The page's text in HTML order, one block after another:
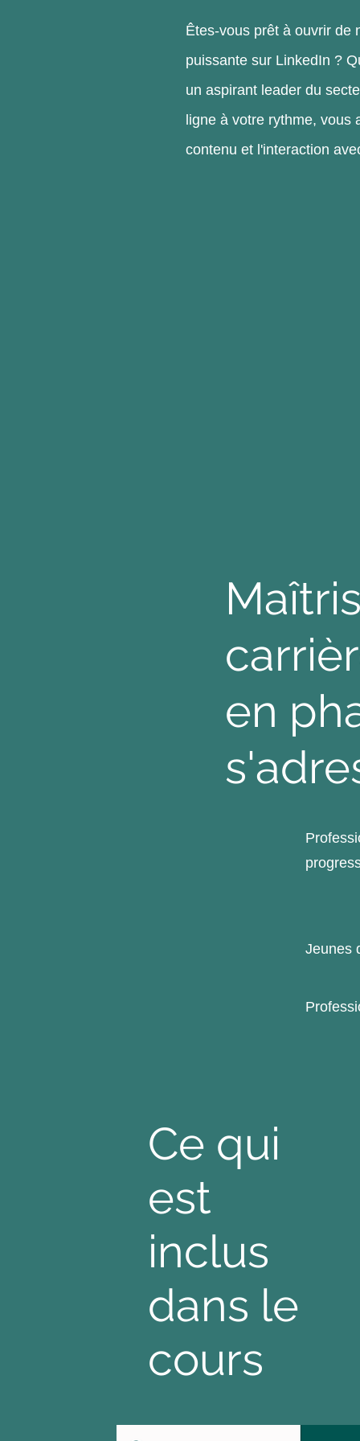
Êtes-vous prêt à ouvrir de
puissante sur LinkedIn ?
un aspirant leader du
ligne à votre rythme, vous
contenu et l'interaction
en
Jeunes
Ce qui
est
inclus
dans le
cours